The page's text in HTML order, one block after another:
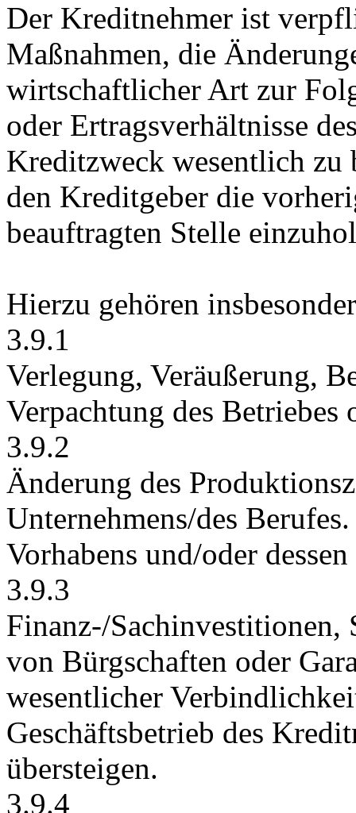
Der Kreditnehmer ist
Maßnahmen, die
wirtschaftlicher Art zur
oder Ertragsverhältnisse
Kreditzweck wesentlich zu
den Kreditgeber die
beauftragten Stelle
Hierzu gehören
3.9.1
Verlegung, Veräußerung,
Verpachtung des
3.9.2
Änderung des
Unternehmens/des
Vorhabens und/oder
3.9.3
Finanz-/Sachinvestitionen,
von Bürgschaften oder
wesentlicher
Geschäftsbetrieb des
übersteigen.
3.9.4